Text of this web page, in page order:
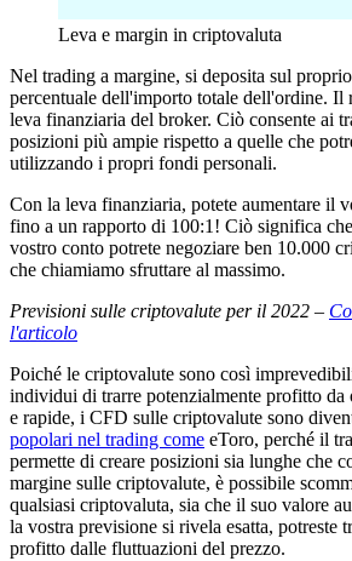
Leva e margin in criptovaluta
Nel trading a margine, si deposita sul
percentuale dell'importo totale dell'ordine. Il
leva finanziaria del broker. Ciò consente ai
posizioni più ampie rispetto a quelle che
utilizzando i propri fondi personali.
Con la leva finanziaria, potete aumentare il
fino a un rapporto di 100:1! Ciò significa
vostro conto potrete negoziare ben 10.000
che chiamiamo sfruttare al massimo.
Previsioni sulle criptovalute per il 2022 –
l'articolo
Poiché le criptovalute sono così
individui di trarre potenzialmente profitto
e rapide, i CFD sulle criptovalute sono
popolari nel trading come eToro, perché il
permette di creare posizioni sia lunghe che
margine sulle criptovalute, è possibile
qualsiasi criptovaluta, sia che il suo valore
la vostra previsione si rivela esatta, potreste
profitto dalle fluttuazioni del prezzo.